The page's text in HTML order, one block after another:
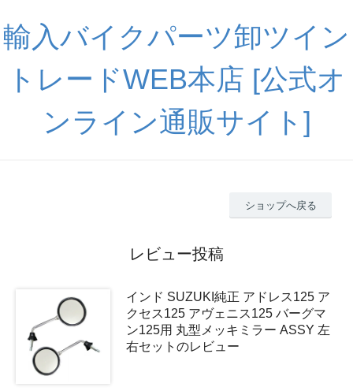
輸入バイクパーツ卸ツイン
トレードWEB本店 [公式オ
ンライン通販サイト]
ショップへ戻る
レビュー投稿
インド SUZUKI純正 アドレス125 ア
クセス125 アヴェニス125 バーグマ
ン125用 丸型メッキミラー ASSY 左
右セットのレビュー